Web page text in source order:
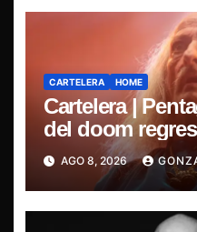
CARTELERA HOME
Cartelera |
del doom
última misa
AGO 8, 2026